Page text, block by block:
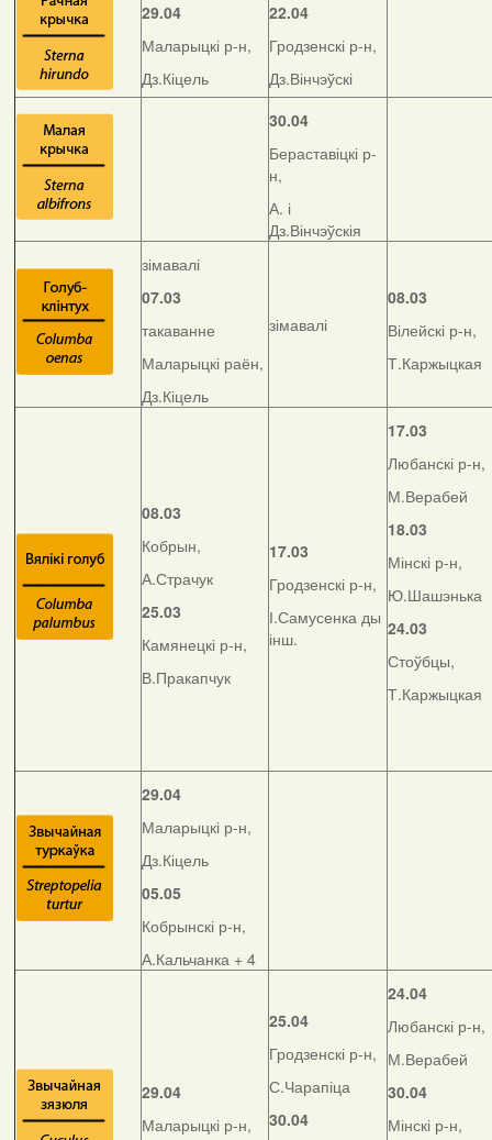
29.04
Маларыцкі р-н,
Дз.Кіцель
22.04
Гродзенскі р-н,
Дз.Вінчэўскі
30.04
Бераставіцкі р-
н,
А. і
Дз.Вінчэўскія
зімавалі
07.03
такаванне
Маларыцкі раён,
Дз.Кіцель
зімавалі
08.03
Вілейскі р-н,
Т.Каржыцкая
08.03
Кобрын,
А.Страчук
25.03
Камянецкі р-н,
В.Пракапчук
17.03
Гродзенскі р-н,
І.Самусенка ды
інш.
17.03
Любанскі р-н,
М.Верабей
18.03
Мінскі р-н,
Ю.Шашэнька
24.03
Стоўбцы,
Т.Каржыцкая
29.04
Маларыцкі р-н,
Дз.Кіцель
05.05
Кобрынскі р-н,
А.Кальчанка + 4
29.04
Маларыцкі р-н,
25.04
Гродзенскі р-н,
С.Чарапіца
30.04
24.04
Любанскі р-н,
М.Верабей
30.04
Мінскі р-н,